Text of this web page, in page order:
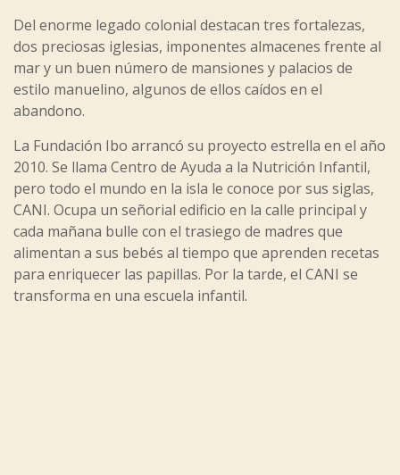
Del enorme legado colonial destacan tres fortalezas,
dos preciosas iglesias, imponentes almacenes frente al
mar y un buen número de mansiones y palacios de
estilo manuelino, algunos de ellos caídos en el
abandono.
La Fundación Ibo arrancó su proyecto estrella en el año
2010. Se llama Centro de Ayuda a la Nutrición Infantil,
pero todo el mundo en la isla le conoce por sus siglas,
CANI. Ocupa un señorial edificio en la calle principal y
cada mañana bulle con el trasiego de madres que
alimentan a sus bebés al tiempo que aprenden recetas
para enriquecer las papillas. Por la tarde, el CANI se
transforma en una escuela infantil.